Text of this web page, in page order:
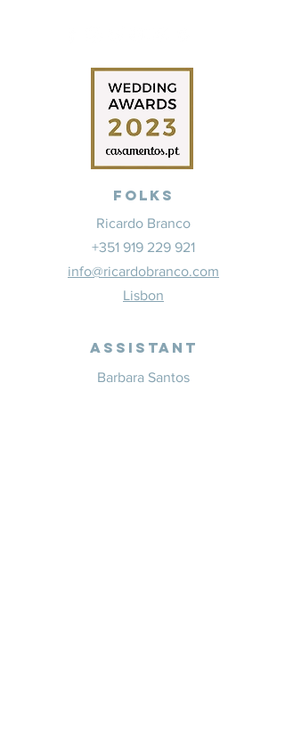
Folks
Ricardo Branco
+351 919 229 921
info@ricardobranco.com
Lisbon
Assistant
Barbara Santos